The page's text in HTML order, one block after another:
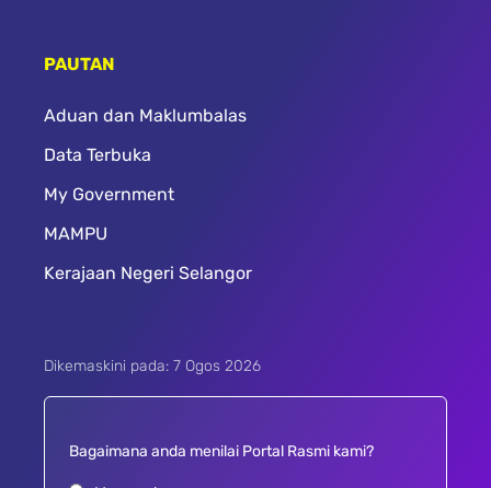
PAUTAN
Aduan dan Maklumbalas
Data Terbuka
My Government
MAMPU
Kerajaan Negeri Selangor
Dikemaskini pada: 7 Ogos 2026
Bagaimana anda menilai Portal Rasmi kami?